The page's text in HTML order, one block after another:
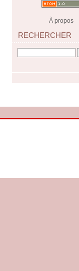
À propos
RECHERCHER